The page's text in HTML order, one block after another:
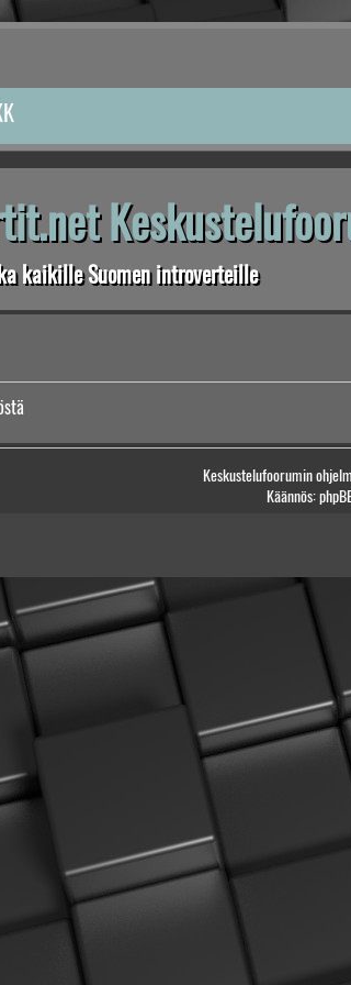
kaikille Suomen introverteille
Keskustelufoorumin
Käännös: